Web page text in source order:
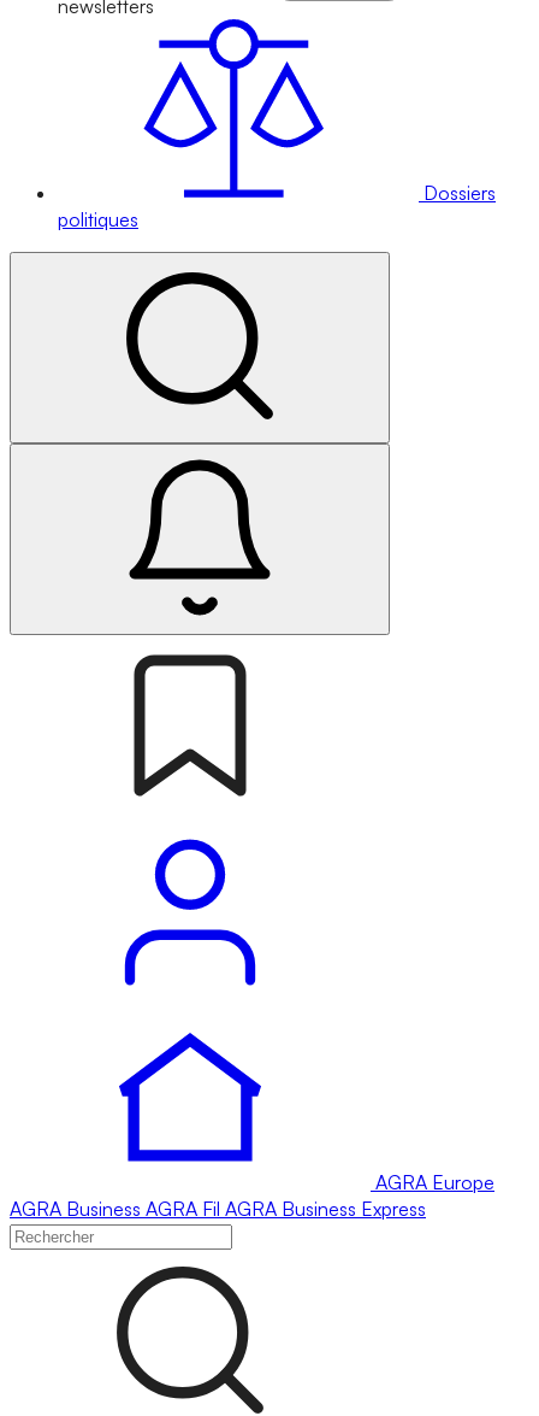
newsletters
Dossiers
politiques
AGRA Europe
AGRA Business AGRA Fil AGRA Business Express